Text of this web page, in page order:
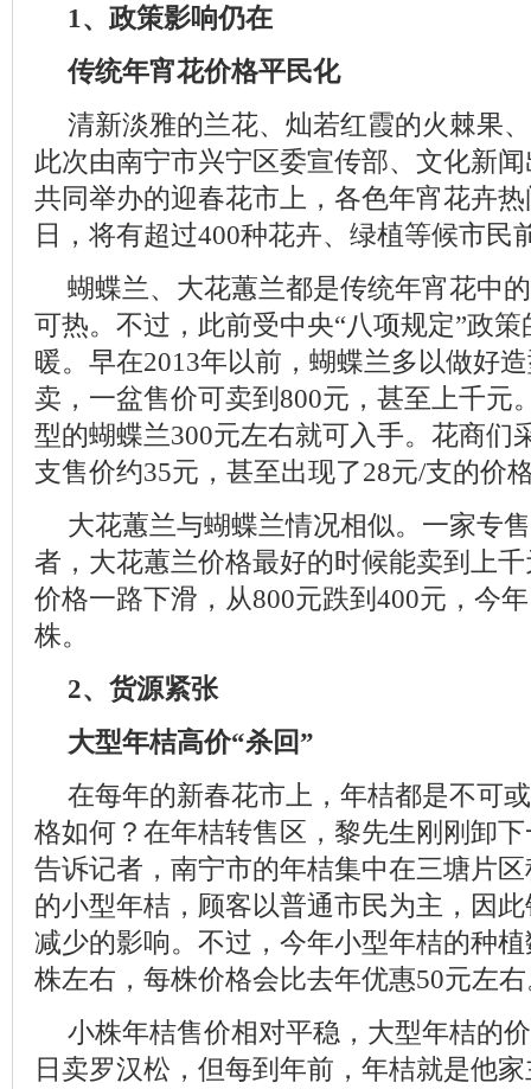
1、政策影响仍在
传统年宵花价格平民化
清新淡雅的兰花、灿若红霞的火棘果
此次由南宁市兴宁区委宣传部、文化新
共同举办的迎春花市上，各色年宵花卉
日，将有超过400种花卉、绿植等候市民
蝴蝶兰、大花蕙兰都是传统年宵花中
可热。不过，此前受中央“八项规定”政
暖。早在2013年以前，蝴蝶兰多以做好
卖，一盆售价可卖到800元，甚至上千元
型的蝴蝶兰300元左右就可入手。花商们
支售价约35元，甚至出现了28元/支的价
大花蕙兰与蝴蝶兰情况相似。一家专
者，大花蕙兰价格最好的时候能卖到上
价格一路下滑，从800元跌到400元，今
株。
2、货源紧张
大型年桔高价“杀回”
在每年的新春花市上，年桔都是不可
格如何？在年桔转售区，黎先生刚刚卸
告诉记者，南宁市的年桔集中在三塘片
的小型年桔，顾客以普通市民为主，因
减少的影响。不过，今年小型年桔的种
株左右，每株价格会比去年优惠50元左
小株年桔售价相对平稳，大型年桔的
日卖罗汉松，但每到年前，年桔就是他